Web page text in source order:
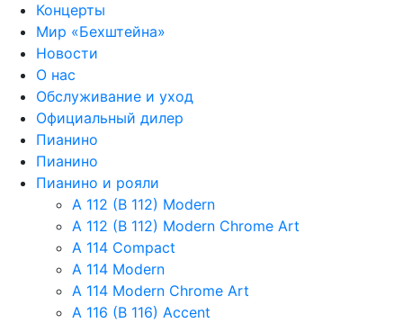
Концерты
Мир «Бехштейна»
Новости
О нас
Обслуживание и уход
Официальный дилер
Пианино
Пианино
Пианино и рояли
A 112 (B 112) Modern
A 112 (B 112) Modern Chrome Art
A 114 Compact
A 114 Modern
A 114 Modern Chrome Art
A 116 (B 116) Accent